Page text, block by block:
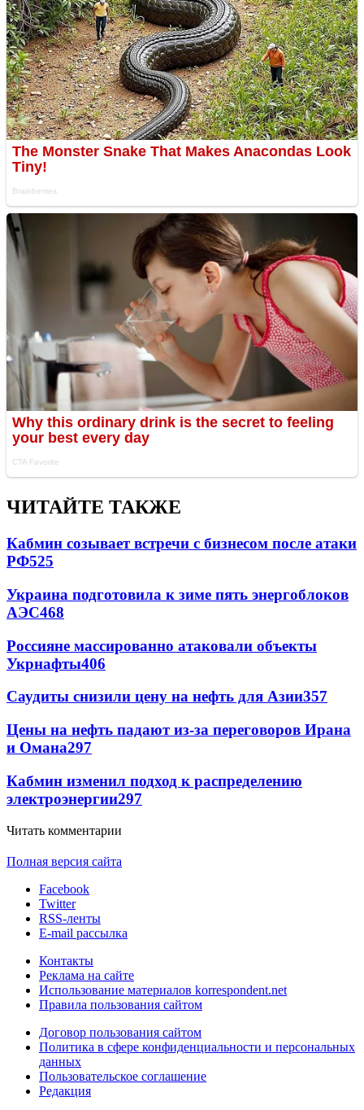
ЧИТАЙТЕ ТАКЖЕ
Кабмин созывает встречи с бизнесом после атаки
РФ525
Украина подготовила к зиме пять энергоблоков
АЭС468
Россияне массированно атаковали объекты
Укрнафты406
Саудиты снизили цену на нефть для Азии357
Цены на нефть падают из-за переговоров Ирана
и Омана297
Кабмин изменил подход к распределению
электроэнергии297
Читать комментарии
Полная версия сайта
Facebook
Twitter
RSS-ленты
E-mail рассылка
Контакты
Реклама на сайте
Использование материалов korrespondent.net
Правила пользования сайтом
Договор пользования сайтом
Политика в сфере конфиденциальности и персональных
данных
Пользовательское соглашение
Редакция